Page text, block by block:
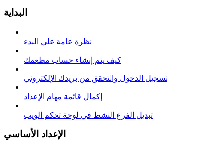
البداية
نظرة عامة على البدء
كيف يتم إنشاء حساب مطعمك
تسجيل الدخول والتحقق من بريدك الإلكتروني
إكمال قائمة مهام الإعداد
تبديل الفرع النشط في لوحة تحكم الويب
الإعداد الأساسي